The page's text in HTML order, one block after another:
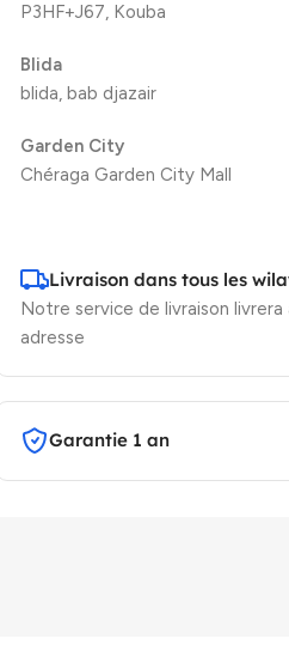
P3HF+J67, Kouba
Blida
blida, bab djazair
Garden City
Chéraga Garden City Mall
Livraison dans tous les
Notre service de livraison
adresse
Garantie 1 an